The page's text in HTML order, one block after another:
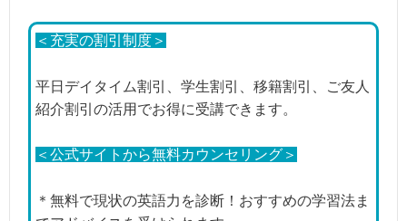
保証の充実度：★★★☆☆
＜充実の割引制度＞
平日デイタイム割引、学生割引、移籍割引、ご友人
紹介割引の活用でお得に受講できます。
＜公式サイトから無料カウンセリング＞
＊無料で現状の英語力を診断！おすすめの学習法ま